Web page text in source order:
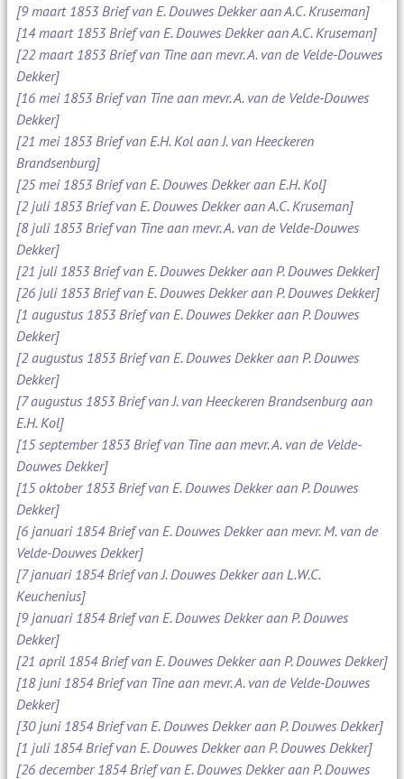
[9 maart 1853 Brief van E. Douwes Dekker aan A.C. Kruseman]
[14 maart 1853 Brief van E. Douwes Dekker aan A.C. Kruseman]
[22 maart 1853 Brief van Tine aan mevr. A. van de Velde-Douwes
Dekker]
[16 mei 1853 Brief van Tine aan mevr. A. van de Velde-Douwes
Dekker]
[21 mei 1853 Brief van E.H. Kol aan J. van Heeckeren
Brandsenburg]
[25 mei 1853 Brief van E. Douwes Dekker aan E.H. Kol]
[2 juli 1853 Brief van E. Douwes Dekker aan A.C. Kruseman]
[8 juli 1853 Brief van Tine aan mevr. A. van de Velde-Douwes
Dekker]
[21 juli 1853 Brief van E. Douwes Dekker aan P. Douwes Dekker]
[26 juli 1853 Brief van E. Douwes Dekker aan P. Douwes Dekker]
[1 augustus 1853 Brief van E. Douwes Dekker aan P. Douwes
Dekker]
[2 augustus 1853 Brief van E. Douwes Dekker aan P. Douwes
Dekker]
[7 augustus 1853 Brief van J. van Heeckeren Brandsenburg aan
E.H. Kol]
[15 september 1853 Brief van Tine aan mevr. A. van de Velde-
Douwes Dekker]
[15 oktober 1853 Brief van E. Douwes Dekker aan P. Douwes
Dekker]
[6 januari 1854 Brief van E. Douwes Dekker aan mevr. M. van de
Velde-Douwes Dekker]
[7 januari 1854 Brief van J. Douwes Dekker aan L.W.C.
Keuchenius]
[9 januari 1854 Brief van E. Douwes Dekker aan P. Douwes
Dekker]
[21 april 1854 Brief van E. Douwes Dekker aan P. Douwes Dekker]
[18 juni 1854 Brief van Tine aan mevr. A. van de Velde-Douwes
Dekker]
[30 juni 1854 Brief van E. Douwes Dekker aan P. Douwes Dekker]
[1 juli 1854 Brief van E. Douwes Dekker aan P. Douwes Dekker]
[26 december 1854 Brief van E. Douwes Dekker aan P. Douwes